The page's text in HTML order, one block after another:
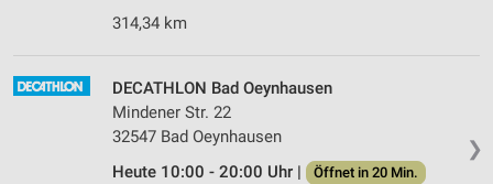
314,34 km
❯
DECATHLON Bad Oeynhausen
Mindener Str. 22
32547 Bad Oeynhausen
Heute 10:00 - 20:00 Uhr |
Öffnet in 20 Min.